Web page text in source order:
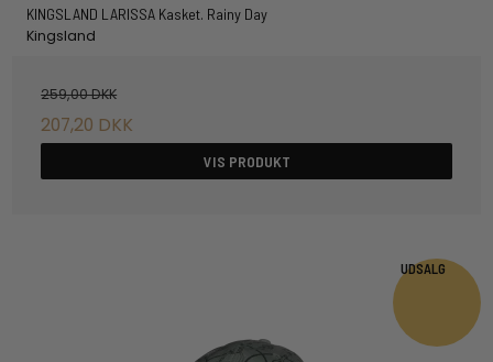
KINGSLAND LARISSA Kasket. Rainy Day
Kingsland
259,00 DKK
207,20 DKK
VIS PRODUKT
UDSALG